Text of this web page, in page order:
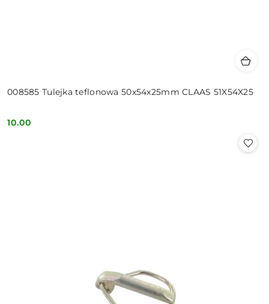
008585 Tulejka teflonowa 50x54x25mm CLAAS 51X54X25
Cena:
10.00